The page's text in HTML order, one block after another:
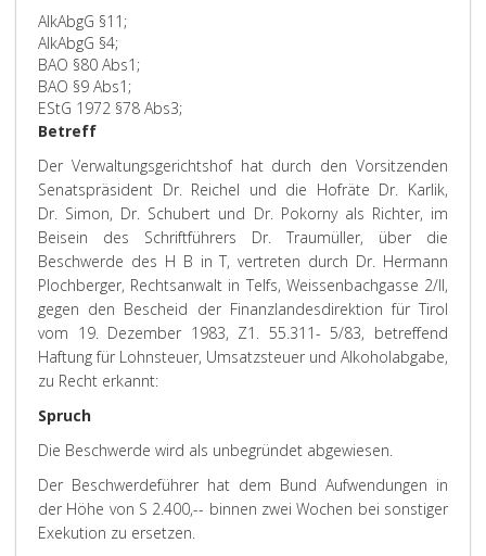
AlkAbgG §11;
AlkAbgG §4;
BAO §80 Abs1;
BAO §9 Abs1;
EStG 1972 §78 Abs3;
Betreff
Der Verwaltungsgerichtshof hat durch den Vorsitzenden
Senatspräsident Dr. Reichel und die Hofräte Dr. Karlik,
Dr. Simon, Dr. Schubert und Dr. Pokorny als Richter, im
Beisein des Schriftführers Dr. Traumüller, über die
Beschwerde des H B in T, vertreten durch Dr. Hermann
Plochberger, Rechtsanwalt in Telfs, Weissenbachgasse 2/II,
gegen den Bescheid der Finanzlandesdirektion für Tirol
vom 19. Dezember 1983, Z1. 55.311- 5/83, betreffend
Haftung für Lohnsteuer, Umsatzsteuer und Alkoholabgabe,
zu Recht erkannt:
Spruch
Die Beschwerde wird als unbegründet abgewiesen.
Der Beschwerdeführer hat dem Bund Aufwendungen in
der Höhe von S 2.400,-- binnen zwei Wochen bei sonstiger
Exekution zu ersetzen.